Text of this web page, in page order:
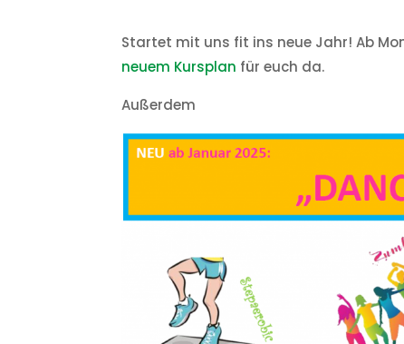
Startet mit uns fit ins neue Jahr! Ab
neuem Kursplan für euch da.
Außerdem